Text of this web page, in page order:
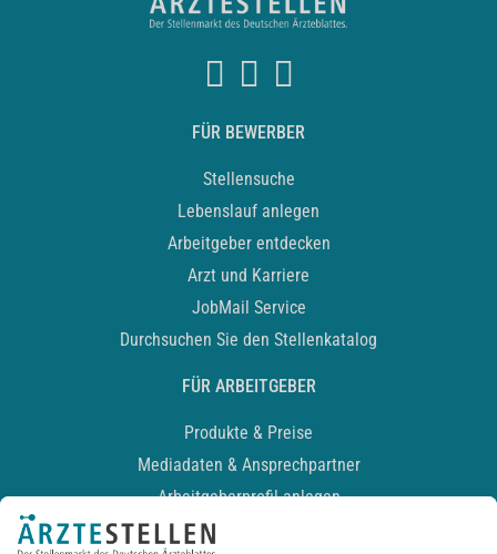
FÜR BEWERBER
Stellensuche
Lebenslauf anlegen
Arbeitgeber entdecken
Arzt und Karriere
JobMail Service
Durchsuchen Sie den Stellenkatalog
FÜR ARBEITGEBER
Produkte & Preise
Mediadaten & Ansprechpartner
Arbeitgeberprofil anlegen
Recruiting-Podcast